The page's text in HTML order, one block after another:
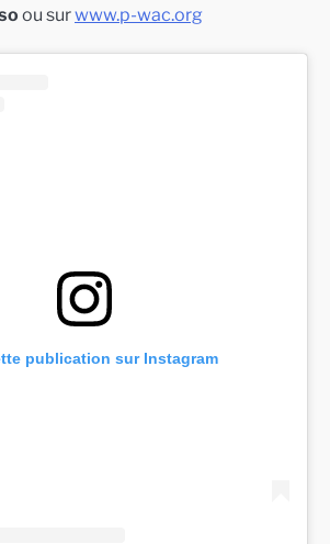
ou surwww.p-wac.org
publication sur Instagram